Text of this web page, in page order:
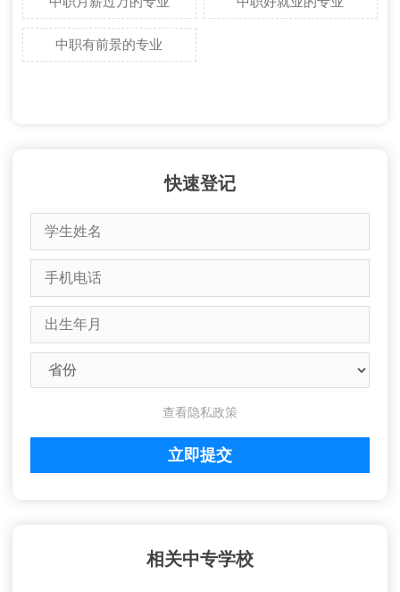
中职有前景的专业
快速登记
查看隐私政策
相关中专学校